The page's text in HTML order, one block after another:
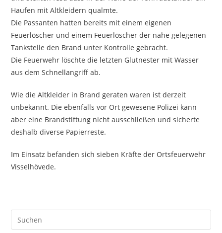
Haufen mit Altkleidern qualmte.
Die Passanten hatten bereits mit einem eigenen
Feuerlöscher und einem Feuerlöscher der nahe gelegenen
Tankstelle den Brand unter Kontrolle gebracht.
Die Feuerwehr löschte die letzten Glutnester mit Wasser
aus dem Schnellangriff ab.
Wie die Altkleider in Brand geraten waren ist derzeit
unbekannt. Die ebenfalls vor Ort gewesene Polizei kann
aber eine Brandstiftung nicht ausschließen und sicherte
deshalb diverse Papierreste.
Im Einsatz befanden sich sieben Kräfte der Ortsfeuerwehr
Visselhövede.